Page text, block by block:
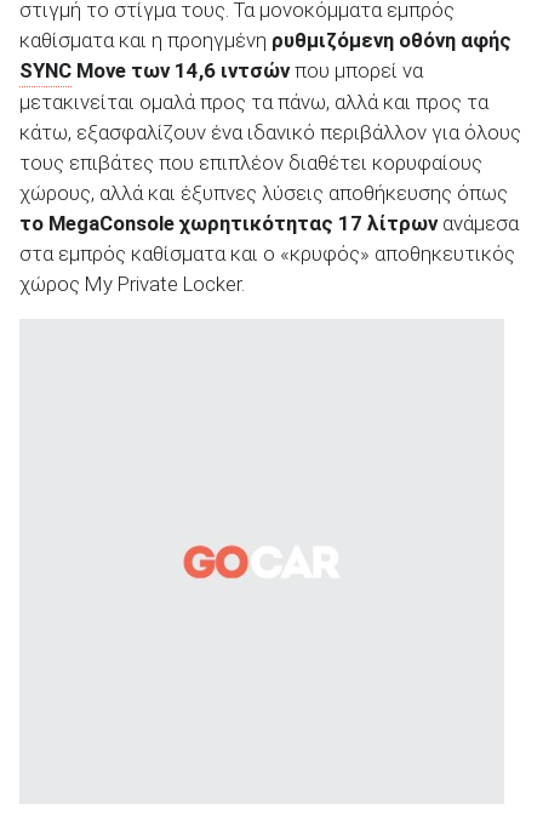
στιγμή το στίγμα τους. Τα μονοκόμματα εμπρός
καθίσματα και η προηγμένη ρυθμιζόμενη οθόνη αφής
SYNC Move των 14,6 ιντσώνπου μπορεί να
μετακινείται ομαλά προς τα πάνω, αλλά και προς τα
κάτω, εξασφαλίζουν ένα ιδανικό περιβάλλον για όλους
τους επιβάτες που επιπλέον διαθέτει κορυφαίους
χώρους, αλλά και έξυπνες λύσεις αποθήκευσης όπως
το MegaConsole χωρητικότητας 17 λίτρωνανάμεσα
στα εμπρός καθίσματα και ο «κρυφός» αποθηκευτικός
χώρος My Private Locker.